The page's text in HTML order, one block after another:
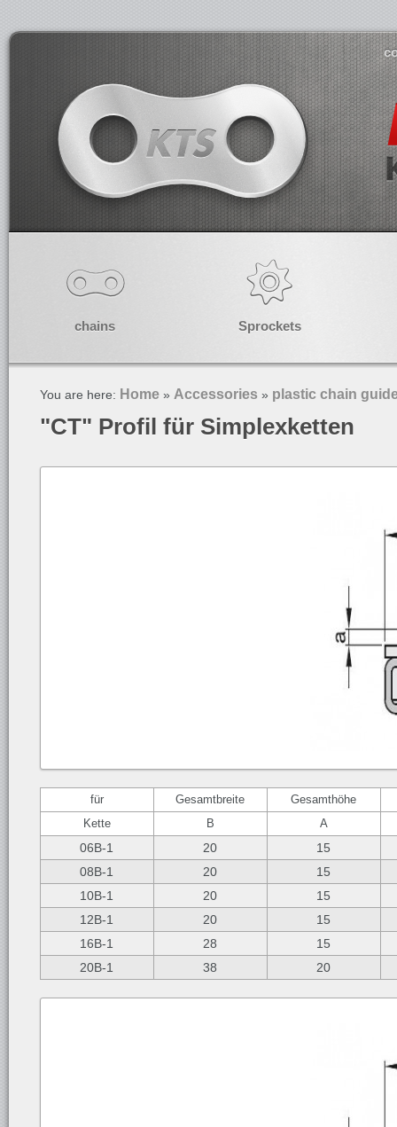
chains Sprockets
You are here: Home » Accessories » plastic chain
"CT" Profil für Simplexketten
für Gesamtbreite
Gesamthöhe
Kette
B A
06B-1 20
15
08B-1
20
15
10B-1
20
15
12B-1
20
15
16B-1
28
15
20B-1
38 20